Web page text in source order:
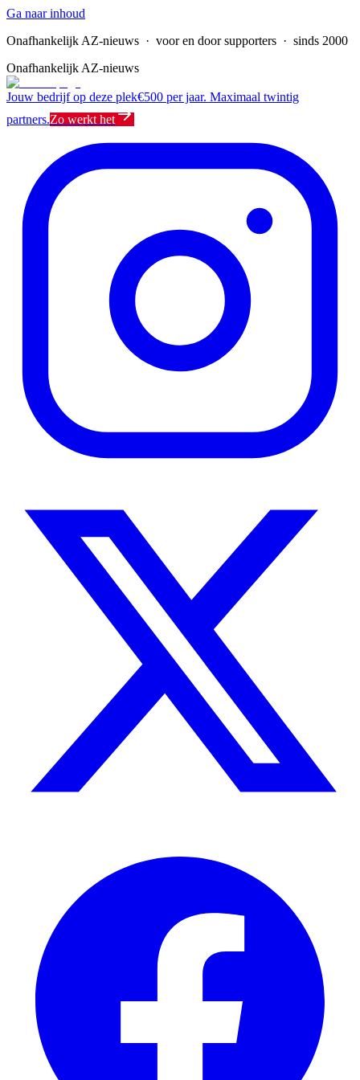
Ga naar inhoud
Onafhankelijk AZ-nieuws · voor en door supporters · sinds 2000
Onafhankelijk AZ-nieuws
Jouw bedrijf op deze plek€500 per jaar. Maximaal twintig
partners.Zo werkt het